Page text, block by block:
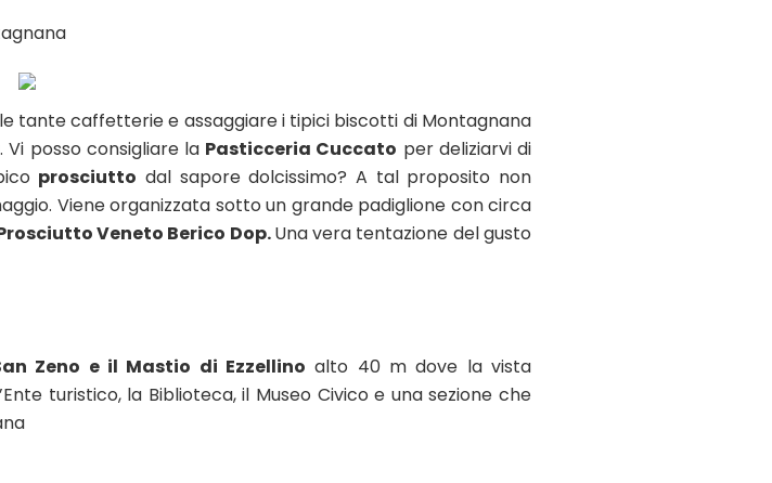
tante caffetterie e assaggiare i tipici biscotti di Montagnana
posso consigliare la Pasticceria Cuccato per deliziarvi di
prosciutto dal sapore dolcissimo? A tal proposito non
Viene organizzata sotto un grande padiglione con circa
Veneto Berico Dop.Una vera tentazione del gusto
Zeno e il Mastio di Ezzellino alto 40 m dove la vista
turistico, la Biblioteca, il Museo Civico e una sezione che